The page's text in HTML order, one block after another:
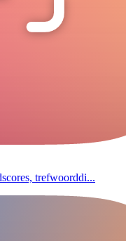
trefwoorddi...